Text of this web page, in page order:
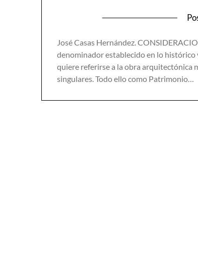
José Casas Hernández.
denominador establecido en lo
quiere referirse a la obra arquitectónica
singulares. Todo ello como Patrimonio…